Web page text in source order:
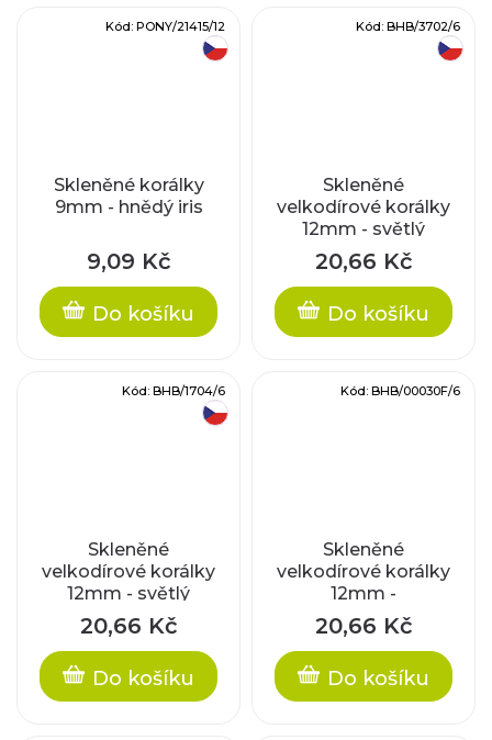
Skleněné korálky
9mm - hnědý iris
9,09 Kč
Do košíku
Kód: PONY/21415/12
Skleněné
velkodírové korálky
12mm - světlý
safír/stříbrný průtah
20,66 Kč
Do košíku
Kód: BHB/3702/6
Skleněné
velkodírové korálky
12mm - světlý
topaz/stříbrný
průtah
20,66 Kč
Do košíku
Kód: BHB/1704/6
Skleněné
velkodírové korálky
12mm -
krystal/fosforový
průtah
20,66 Kč
Do košíku
Kód: BHB/00030F/6